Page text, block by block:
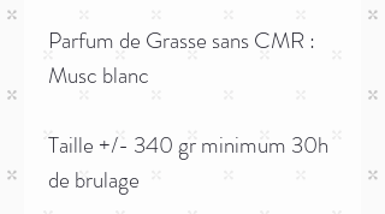
Parfum de Grasse sans CMR :
Musc blanc
Taille +/- 340 gr minimum 30h
de brulage